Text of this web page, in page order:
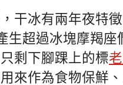
干冰有兩年夜特
生超過冰塊摩羯
剩下腳踝上的標
來作為食物保鮮